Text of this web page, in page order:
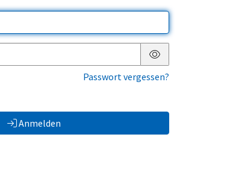
Passwort anzeigen
Passwort vergessen?
Anmelden